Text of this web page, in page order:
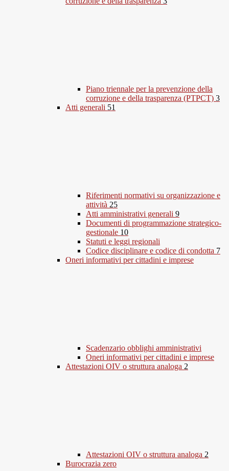
Piano triennale per la prevenzione della
corruzione e della trasparenza (PTPCT) 3
Atti generali 51
Riferimenti normativi su organizzazione e
attività 25
Atti amministrativi generali 9
Documenti di programmazione strategico-
gestionale 10
Statuti e leggi regionali
Codice disciplinare e codice di condotta 7
Oneri informativi per cittadini e imprese
Scadenzario obblighi amministrativi
Oneri informativi per cittadini e imprese
Attestazioni OIV o struttura analoga 2
Attestazioni OIV o struttura analoga 2
Burocrazia zero